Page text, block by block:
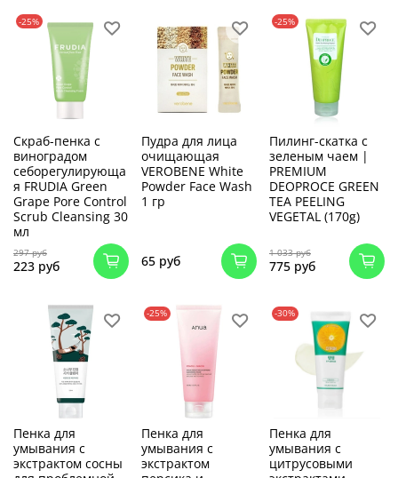
-25%
Скраб-пенка с
виноградом
себорегулирующа
я FRUDIA Green
Grape Pore Control
Scrub Cleansing 30
мл
297 руб
223 руб
Пудра для лица
очищающая
VEROBENE White
Powder Face Wash
1 гр
65 руб
-25%
Пилинг-скатка с
зеленым чаем |
PREMIUM
DEOPROCE GREEN
TEA PEELING
VEGETAL (170g)
1 033 руб
775 руб
Пенка для
умывания с
экстрактом сосны
-25%
Пенка для
умывания с
экстрактом
-30%
Пенка для
умывания с
цитрусовыми